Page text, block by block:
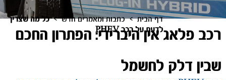
רכב פלאג אין היברידי: הפתרון החכם
שבין דלק לחשמל
דף הבית > כתבות ומאמרים חדש > כל מה שצריך
לדעת על רכב PHEV